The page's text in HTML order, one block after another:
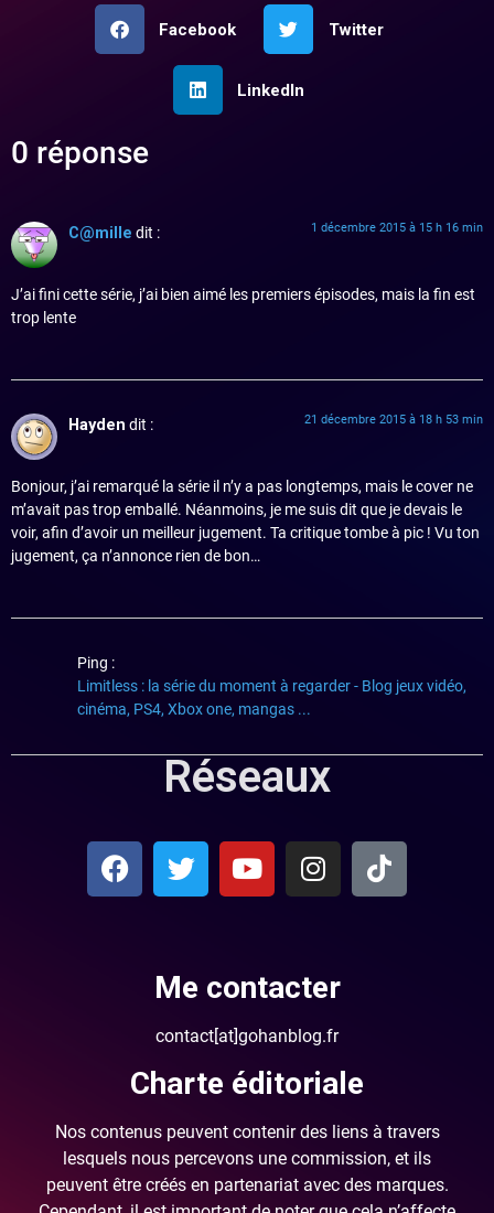
Facebook Twitter
LinkedIn
0 réponse
C@mille dit : 1 décembre 2015 à 15 h 16 min
J’ai fini cette série, j’ai bien aimé les premiers épisodes, mais la fin est
trop lente
Hayden dit : 21 décembre 2015 à 18 h 53 min
Bonjour, j’ai remarqué la série il n’y a pas longtemps, mais le cover ne
m’avait pas trop emballé. Néanmoins, je me suis dit que je devais le
voir, afin d’avoir un meilleur jugement. Ta critique tombe à pic ! Vu ton
jugement, ça n’annonce rien de bon…
Ping :
Limitless : la série du moment à regarder - Blog jeux vidéo,
cinéma, PS4, Xbox one, mangas ...
Réseaux
Me contacter
contact[at]gohanblog.fr
Charte éditoriale
Nos contenus peuvent contenir des liens à travers
lesquels nous percevons une commission, et ils
peuvent être créés en partenariat avec des marques.